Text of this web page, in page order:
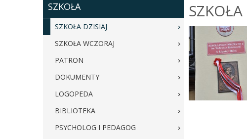
SZKOŁA
SZKOŁA DZISIAJ
SZKOŁA WCZORAJ
PATRON
DOKUMENTY
LOGOPEDA
BIBLIOTEKA
PSYCHOLOG I PEDAGOG
SZKOŁA